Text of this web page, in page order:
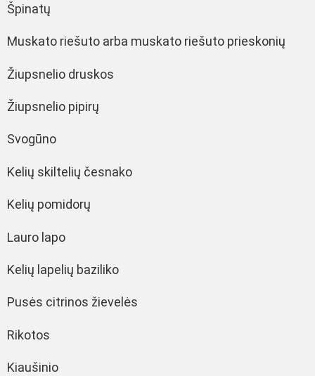
Špinatų
Muskato riešuto arba muskato riešuto prieskonių
Žiupsnelio druskos
Žiupsnelio pipirų
Svogūno
Kelių skiltelių česnako
Kelių pomidorų
Lauro lapo
Kelių lapelių baziliko
Pusės citrinos žievelės
Rikotos
Kiaušinio